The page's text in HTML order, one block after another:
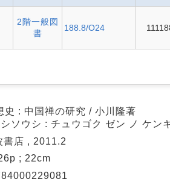
2階一般図
書
188.8/O24
史 : 中国禅の研究 / 小川隆著
ソウシ : チュウゴク ゼン ノ ケン
書店 , 2011.2
; 22cm